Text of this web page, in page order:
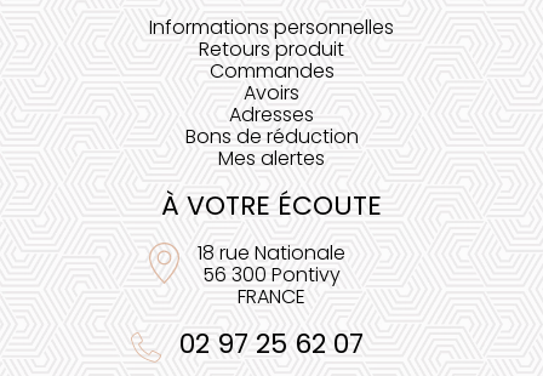
Informations personnelles
Retours produit
Commandes
Avoirs
Adresses
Bons de réduction
Mes alertes
À VOTRE ÉCOUTE
18 rue Nationale
56 300 Pontivy
FRANCE
02 97 25 62 07